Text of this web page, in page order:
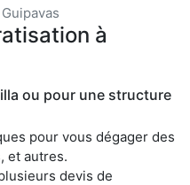
à
ou pour une structure
pour vous dégager des
et autres.
devis de